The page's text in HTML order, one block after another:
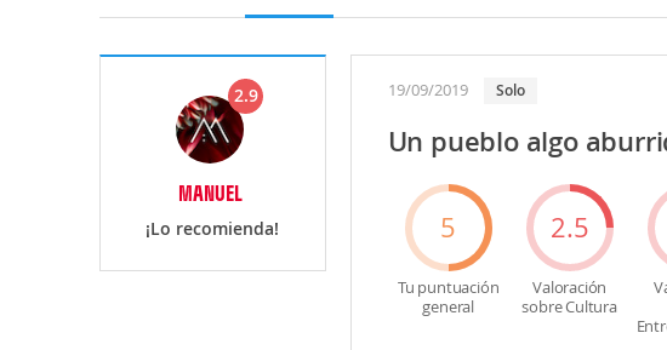
2.9
MANUEL
¡Lo recomienda!
19/09/2019 Solo
Un pueblo algo
5
Tu puntuación
general
2.5
Valoración
sobre Cultura